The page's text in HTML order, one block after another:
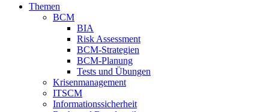
Themen
BCM
BIA
Risk Assessment
BCM-Strategien
BCM-Planung
Tests und Übungen
Krisenmanagement
ITSCM
Informationssicherheit